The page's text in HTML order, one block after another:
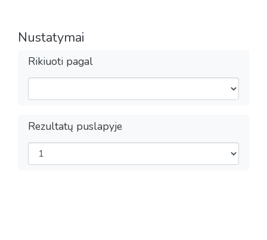
Nustatymai
Rikiuoti pagal
Rezultatų puslapyje